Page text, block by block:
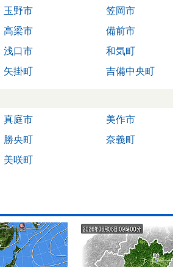
玉野市
笠岡市
高梁市
備前市
浅口市
和気町
矢掛町 吉備中央町
真庭市
美作市
勝央町
奈義町
美咲町